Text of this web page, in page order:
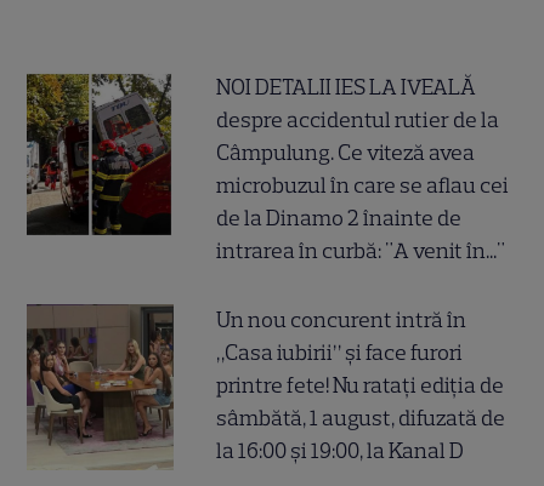
NOI DETALII IES LA IVEALĂ
despre accidentul rutier de la
Câmpulung. Ce viteză avea
microbuzul în care se aflau cei
de la Dinamo 2 înainte de
intrarea în curbă: "A venit în..."
Un nou concurent intră în
„Casa iubirii” și face furori
printre fete! Nu ratați ediția de
sâmbătă, 1 august, difuzată de
la 16:00 și 19:00, la Kanal D